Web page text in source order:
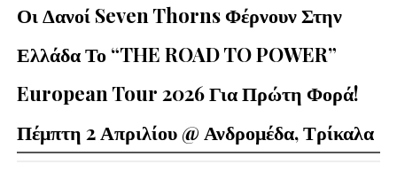
Οι Δανοί Seven Thorns Φέρνουν Στην
Ελλάδα Το “THE ROAD TO POWER”
European Tour 2026 Για Πρώτη Φορά!
Πέμπτη 2 Απριλίου @ Ανδρομέδα, Τρίκαλα